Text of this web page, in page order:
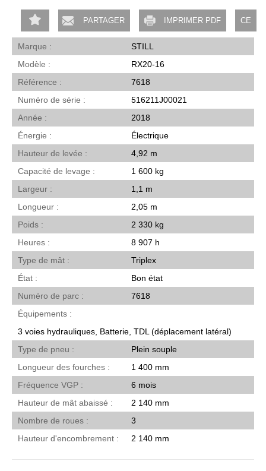
PARTAGER IMPRIMER PDF CE
Marque
STILL
Modèle
RX20-16
Référence
7618
Numéro de série
516211J00021
Année
2018
Énergie
Électrique
Hauteur de levée
4,92 m
Capacité de levage
1 600 kg
Largeur
1,1 m
Longueur
2,05 m
Poids
2 330 kg
Heures
8 907 h
Type de mât
Triplex
État
Bon état
Numéro de parc
7618
Équipements
3 voies hydrauliques, Batterie, TDL (déplacement latéral)
Type de pneu
Plein souple
Longueur des fourches
1 400 mm
Fréquence VGP
6 mois
Hauteur de mât abaissé
2 140 mm
Nombre de roues
3
Hauteur d'encombrement
2 140 mm